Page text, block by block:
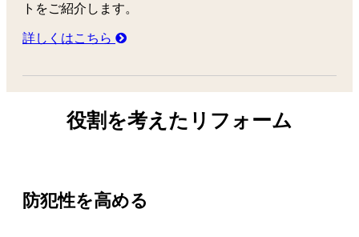
トをご紹介します。
詳しくはこちら
役割を考えたリフォーム
防犯性を高める